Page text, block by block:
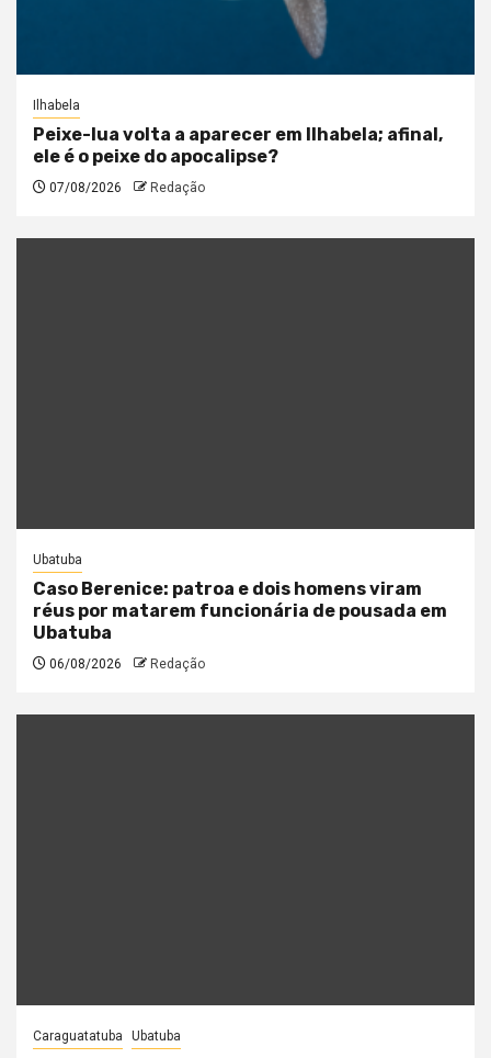
Ilhabela
Peixe-lua volta a aparecer em Ilhabela; afinal,
ele é o peixe do apocalipse?
07/08/2026 Redação
Ubatuba
Caso Berenice: patroa e dois homens viram
réus por matarem funcionária de pousada em
Ubatuba
06/08/2026 Redação
Caraguatatuba Ubatuba